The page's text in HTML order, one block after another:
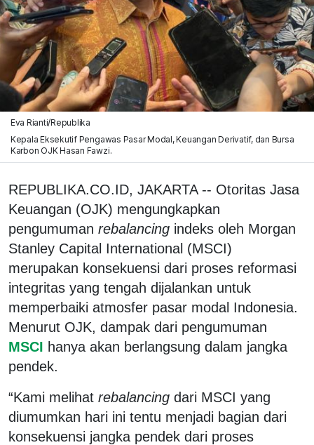
Eva Rianti/Republika
Kepala Eksekutif Pengawas Pasar Modal, Keuangan Derivatif, dan Bursa
Karbon OJK Hasan Fawzi.
REPUBLIKA.CO.ID, JAKARTA -- Otoritas Jasa
Keuangan (OJK) mengungkapkan
pengumuman rebalancing indeks oleh Morgan
Stanley Capital International (MSCI)
merupakan konsekuensi dari proses reformasi
integritas yang tengah dijalankan untuk
memperbaiki atmosfer pasar modal Indonesia.
Menurut OJK, dampak dari pengumuman
MSCI hanya akan berlangsung dalam jangka
pendek.
“Kami melihat rebalancing dari MSCI yang
diumumkan hari ini tentu menjadi bagian dari
konsekuensi jangka pendek dari proses